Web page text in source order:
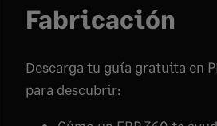
Fabricación
Descarga tu guía gratuita en
para descubrir: